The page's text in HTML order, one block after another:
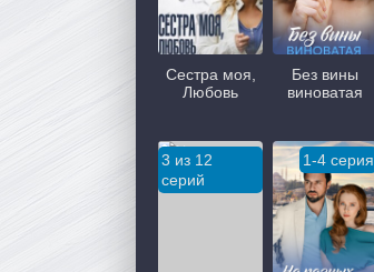
Сестра моя,
Любовь
Без вины
виноватая
3 из 12
серий
1-4 серия